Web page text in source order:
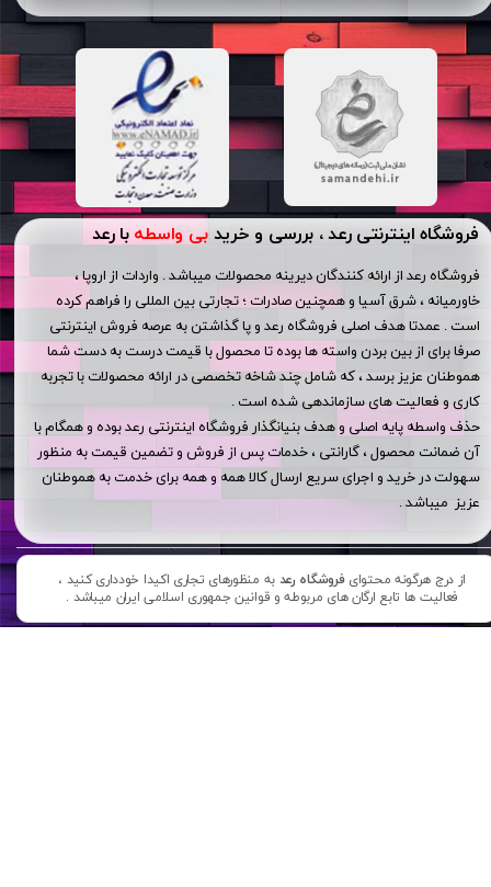
فروشگاه اینترنتی رعد ، بررسی و خرید بی واسطه با رعد
فروشگاه رعد از ارائه کنندگان دیرینه محصولات میباشد . واردات از اروپا ،
خاورمیانه ، شرق آسیا و همچنین صادرات ؛ تجارتی بین المللی را فراهم کرده
است . عمدتا هدف اصلی فروشگاه رعد و پا گذاشتن به عرصه فروش اینترنتی
صرفا برای از بین بردن واسته ها بوده تا محصول با قیمت درست به دست شما
هموطنان عزیز برسد ، که شامل چند شاخه تخصصی در ارائه محصولات با تجربه
کاری و فعالیت های سازماندهی شده است .
حذف واسطه پایه اصلی و هدف بنیانگذار فروشگاه اینترنتی رعد بوده و همگام با
آن ضمانت محصول ، گارانتی ، خدمات پس از فروش و تضمین قیمت به منظور
سهولت در خرید و اجرای سریع ارسال کالا همه و همه برای خدمت به هموطنان
عزیز میباشد .
از درج هرگونه محتوایفروشگاه رعد به منظورهای تجاری اکیدا خودداری کنید ،
فعالیت ها تابع ارگان های مربوطه و قوانین جمهوری اسلامی ایران میباشد .​​​​​​​